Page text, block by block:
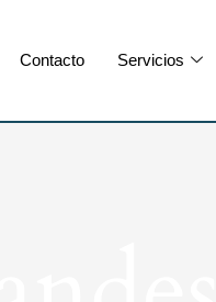
Contacto Servicios